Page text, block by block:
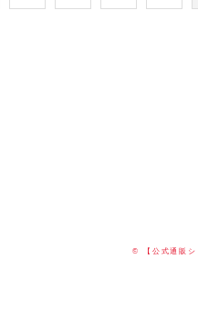
© 【公式通販